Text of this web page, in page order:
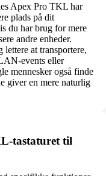
Apex Pro TKL har
plads på dit
du har brug for mere
andre enheder.
at transportere,
events eller
mennesker også finde
giver en mere naturlig
tastaturet til